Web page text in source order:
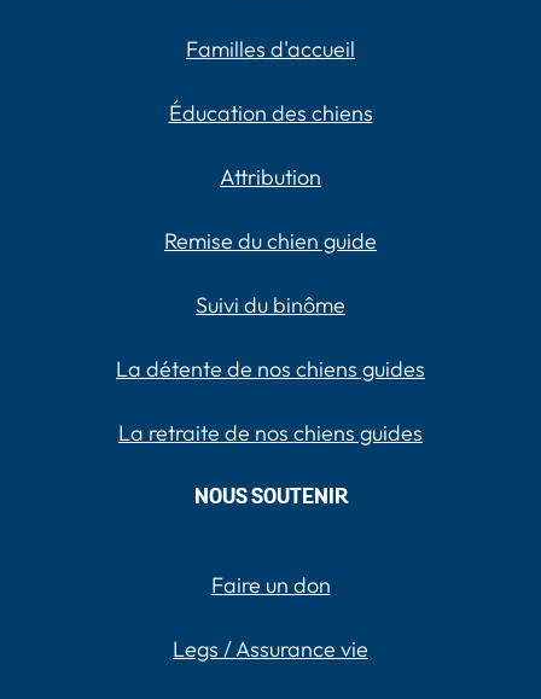
Familles d'accueil
Éducation des chiens
Attribution
Remise du chien guide
Suivi du binôme
La détente de nos chiens guides
La retraite de nos chiens guides
NOUS SOUTENIR
Faire un don
Legs / Assurance vie